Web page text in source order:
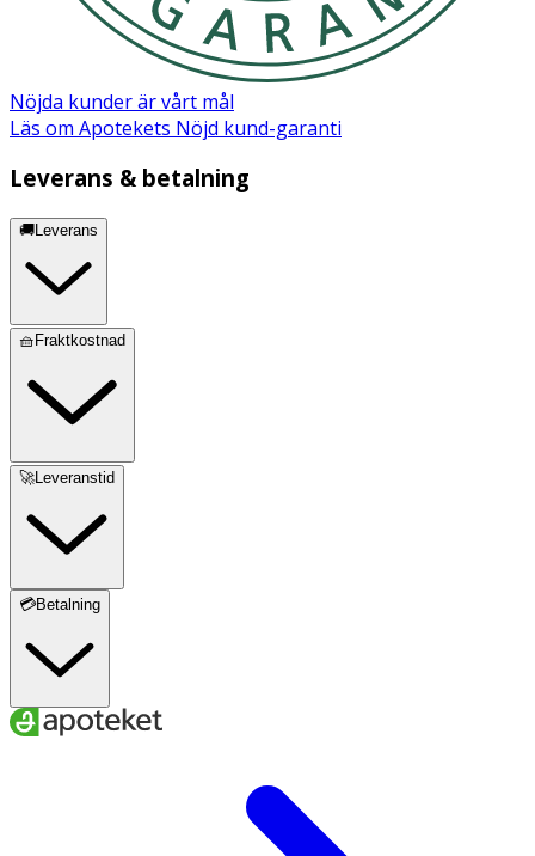
Nöjda kunder är vårt mål
Läs om Apotekets Nöjd kund-garanti
Leverans & betalning
🚚Leverans
🧺Fraktkostnad
🚀Leveranstid
💳Betalning